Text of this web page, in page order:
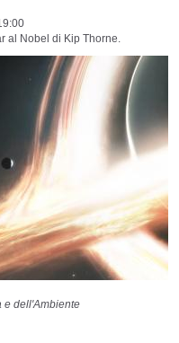
al Nobel di Kip Thorne.
e dell'Ambiente